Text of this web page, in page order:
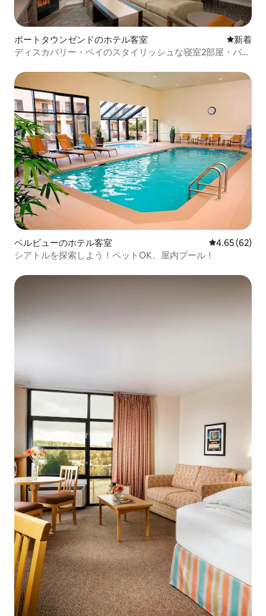
ポートタウンゼンドのホテル客室 新しい宿
新着
ディスカバリー・ベイのスタイリッシュな寝室2部屋・バス
ベルビューのホテル客室 レビュー62
4.65 (62)
シアトルを探索しよう！ペットOK、屋内プール！